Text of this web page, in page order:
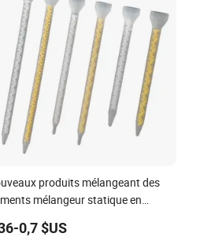
produits mélangeant des
mélangeur statique en
0,7 $US